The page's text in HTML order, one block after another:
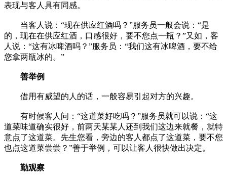
表现与客人具有同感。
当客人说：“现在供应红酒吗？”服务员一般会说：“是
的，现在在供应红酒，口感很好，要不您点一瓶？”又如，客
人说：“这有冰啤酒吗？”服务员：“我们这有冰啤酒，要不给
您拿两瓶冰的。”
善举例
借用有威望的人的话，一般容易引起对方的兴趣。
有时候客人问：“这道菜好吃吗？”服务员就可以说：“这
道菜味道确实很好，前两天某某人还到我们这边来就餐，就特
意点了这道菜。先生您看，旁边的客人都点了这道菜，要不您
也点这道菜尝尝？”善于举例，可以让客人很快做出决定。
勤观察